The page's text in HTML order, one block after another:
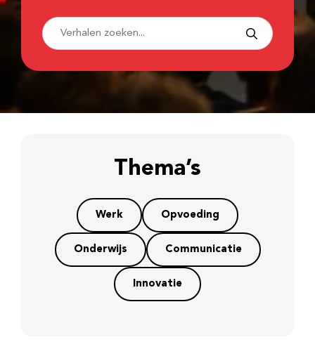
Thema’s
Werk Opvoeding
Onderwijs Communicatie
Innovatie